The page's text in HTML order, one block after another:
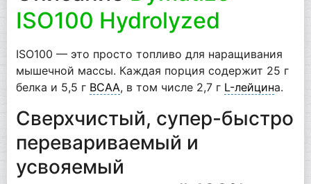
ISO100 Hydrolyzed
ISO100 — это просто топливо для наращивания
мышечной массы. Каждая порция содержит 25 г
белка и 5,5 г BCAA, в том числе 2,7 г L-лейцина.
Сверхчистый, супер-быстро
перевариваемый и
усвояемый